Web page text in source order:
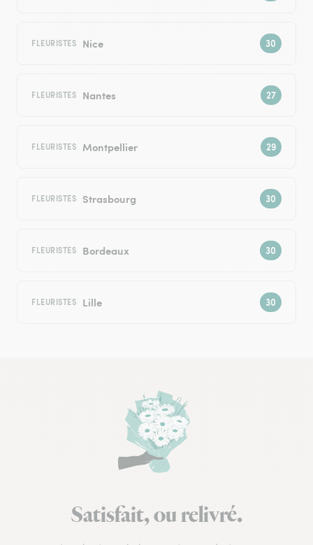
FLEURISTES Nice
FLEURISTES Nantes
FLEURISTES Montpellier
FLEURISTES Strasbourg
FLEURISTES Bordeaux
FLEURISTES Lille
Satisfait, ou relivré.